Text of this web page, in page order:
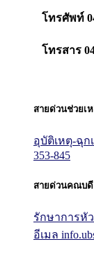
โทรศัพท์
โทรสาร
สายด่วนช่วยเ
อุบัติเหตุ-ฉุก
353-845
สายด่วนคณบดี
รักษาการหัว
อีเมล